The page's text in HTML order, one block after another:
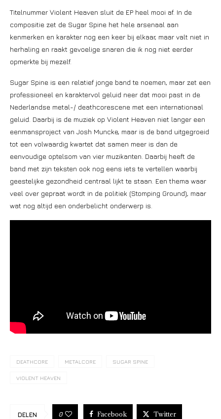
Titelnummer Violent Heaven sluit de EP heel mooi af. In de
compositie zet de Sugar Spine het hele arsenaal aan
kenmerken en karakter nog een keer bij elkaar, maar valt niet in
herhaling en raakt gevoelige snaren die ik nog niet eerder
opmerkte bij mezelf.
Sugar Spine is een relatief jonge band te noemen, maar zet een
professioneel en karaktervol geluid neer dat mooi past in de
Nederlandse metal-/ deathcorescene met een internationaal
geluid. Daarbij is de muziek op Violent Heaven niet langer een
eenmansproject van Josh Muncke, maar is de band uitgegroeid
tot een volwaardig kwartet dat samen meer is dan de
eenvoudige optelsom van vier muzikanten. Daarbij heeft de
band met zijn teksten ook nog eens iets te vertellen waarbij
geestelijke gezondheid centraal lijkt te staan. Een thema waar
veel over gepraat wordt in de politiek (Stomping Ground), maar
wat nog altijd een onderbelicht onderwerp is.
DEATHCORE METALCORE SUGAR SPINE
VIOLENT HEAVEN
DELEN 0 Facebook Twitter